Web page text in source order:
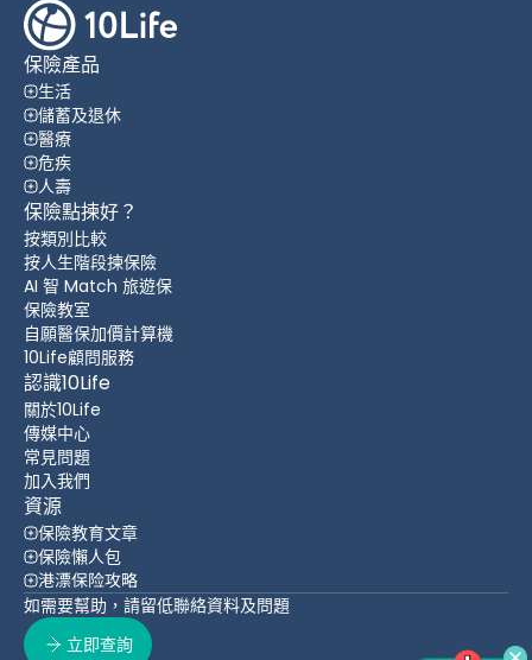
保險產品
生活
儲蓄及退休
醫療
危疾
人壽
保險點揀好？
按類別比較
按人生階段揀保險
AI 智 Match 旅遊保
保險教室
自願醫保加價計算機
10Life顧問服務
認識10Life
關於10Life
傳媒中心
常見問題
加入我們
資源
保險教育文章
保險懶人包
港漂保险攻略
如需要幫助，請留低聯絡資料及問題
立即查詢